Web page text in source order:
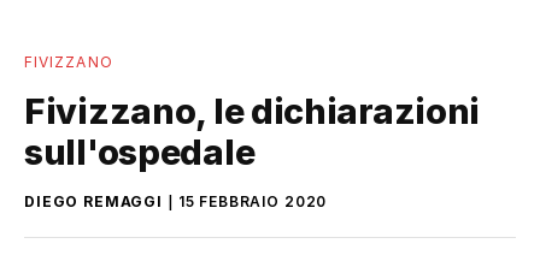
FIVIZZANO
Fivizzano, le dichiarazioni
sull'ospedale
DIEGO REMAGGI 15 FEBBRAIO 2020